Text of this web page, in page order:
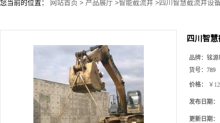
您当前的位置： 网站首页 > 产品展厅 >智能截流井 >四川智慧截流井设
四川智
品牌： 铭源
货号： 789
价格： ￥
发布日期：
更新日期：